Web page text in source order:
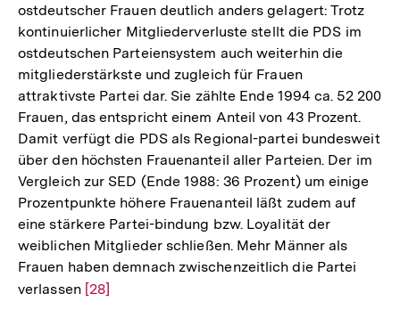
ostdeutscher Frauen deutlich anders gelagert: Trotz
kontinuierlicher Mitgliederverluste stellt die PDS im
ostdeutschen Parteiensystem auch weiterhin die
mitgliederstärkste und zugleich für Frauen
attraktivste Partei dar. Sie zählte Ende 1994 ca. 52 200
Frauen, das entspricht einem Anteil von 43 Prozent.
Damit verfügt die PDS als Regional-partei bundesweit
über den höchsten Frauenanteil aller Parteien. Der im
Vergleich zur SED (Ende 1988: 36 Prozent) um einige
Prozentpunkte höhere Frauenanteil läßt zudem auf
eine stärkere Partei-bindung bzw. Loyalität der
weiblichen Mitglieder schließen. Mehr Männer als
Frauen haben demnach zwischenzeitlich die Partei
verlassen Zur
[28]